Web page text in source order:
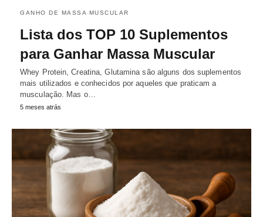
GANHO DE MASSA MUSCULAR
Lista dos TOP 10 Suplementos
para Ganhar Massa Muscular
Whey Protein, Creatina, Glutamina são alguns dos suplementos
mais utilizados e conhecidos por aqueles que praticam a
musculação. Mas o…
5 meses atrás